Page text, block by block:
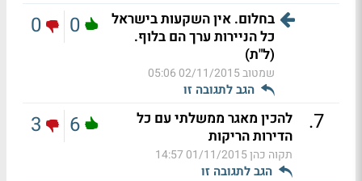
בחלום. אין השקעות בישראל
כל הניירות ערך הם בלוף.
(ל"ת)
שמטוב02/11/2015 05:06
הגב לתגובה זו
0
0
7
.
להכין מאגר ממשלתי עם כל
הדירות הריקות
תקוה כהן01/11/2015 14:57
הגב לתגובה זו
6
3